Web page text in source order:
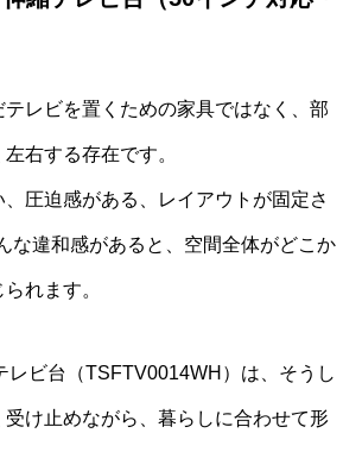
レビを置くための家具ではなく、部
右する存在です。
圧迫感がある、レイアウトが固定さ
な違和感があると、空間全体がどこか
れます。
レビ台（TSFTV0014WH）は、そうし
受け止めながら、暮らしに合わせて形